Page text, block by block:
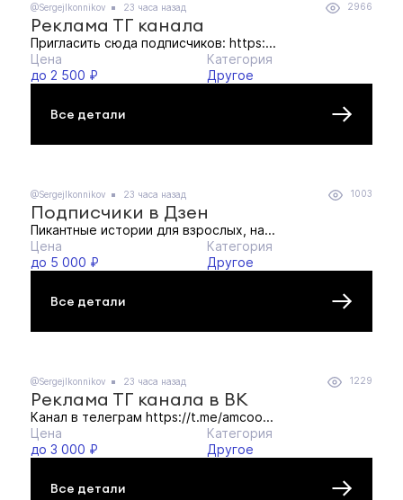
@SergejIkonnikov 23 часа назад 2966
Реклама ТГ канала
Пригласить сюда подписчиков: https:...
Цена
до 2 500 ₽
Категория
Другое
Все детали
@SergejIkonnikov 23 часа назад 1003
Подписчики в Дзен
Пикантные истории для взрослых, на...
Цена
до 5 000 ₽
Категория
Другое
Все детали
@SergejIkonnikov 23 часа назад 1229
Реклама ТГ канала в ВК
Канал в телеграм https://t.me/amcoo...
Цена
до 3 000 ₽
Категория
Другое
Все детали